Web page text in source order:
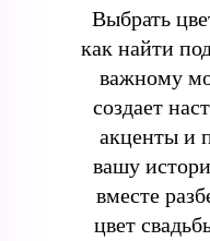
Выбрать
как найти
важному
создает
акценты и
вашу
вместе
цвет